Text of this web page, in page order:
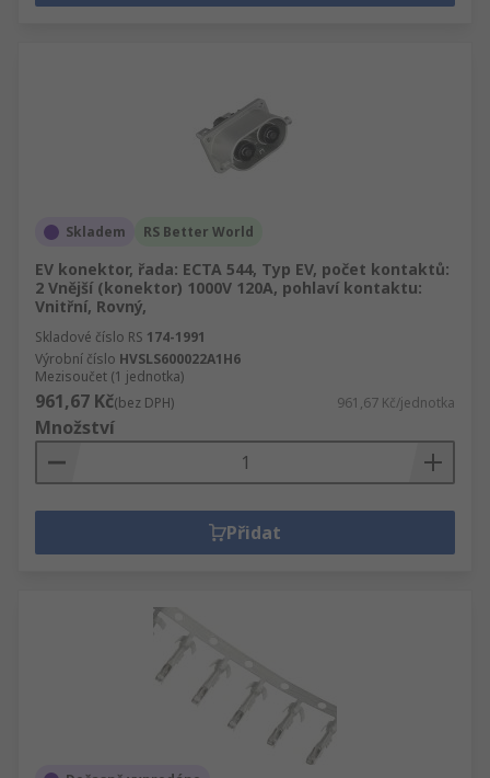
Skladem RS Better World
EV konektor, řada: ECTA 544, Typ EV, počet kontaktů:
2 Vnější (konektor) 1000V 120A, pohlaví kontaktu:
Vnitřní, Rovný,
Skladové číslo RS 174-1991
Výrobní číslo HVSLS600022A1H6
Mezisoučet (1 jednotka)
961,67 Kč(bez DPH) 961,67 Kč/jednotka
Množství
Přidat